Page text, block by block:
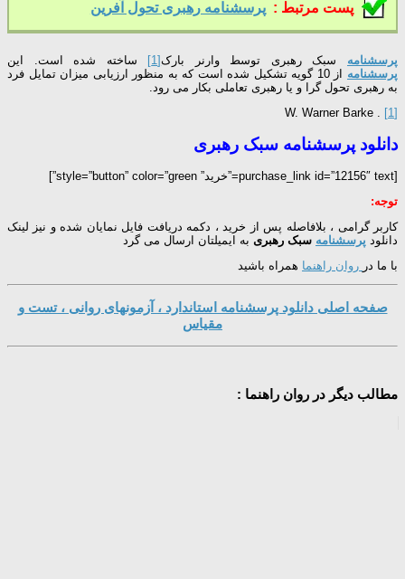
پست مرتبط : پرسشنامه رهبری تحول آفرین
پرسشنامه سبک رهبری توسط وارنر بارک[1]
ساخته شده است. این
پرسشنامه
از 10 گویه تشکیل شده است که به منظور ارزیابی میزان تمایل فرد
به رهبری تحول گرا و یا رهبری تعاملی بکار می رود.
[1]
دانلود پرسشنامه سبک رهبری
[purchase_link id=”12156″ text=”خرید” style=”button” color=”green”]
توجه:
کاربر گرامی ، بلافاصله پس از خرید ، دکمه دریافت فایل نمایان شده و نیز لینک
دانلود پرسشنامه سبک رهبری به ایمیلتان ارسال می گرد
با ما در روان راهنما همراه باشید
صفحه اصلی دانلود پرسشنامه استاندارد ، آزمونهای روانی ، تست و
مقیاس
مطالب دیگر در روان راهنما :